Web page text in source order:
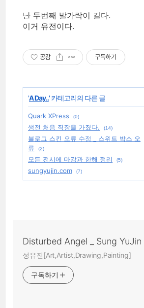
난 두번째 발가락이 길다.
이거 유전이다.
공감 구독하기
'A Day..' 카테고리의 다른 글
Quark XPress (0)
생전 처음 직장을 가졌다.
(14)
블로그 스킨 오류 수정 _ 스위트 박스 오
류
(2)
모든 전시에 마감과 한해 정리
(5)
sungyujin.com
(7)
Disturbed Angel _ Sung YuJin
성유진[Art,Artist,Drawing,Painting]
구독하기